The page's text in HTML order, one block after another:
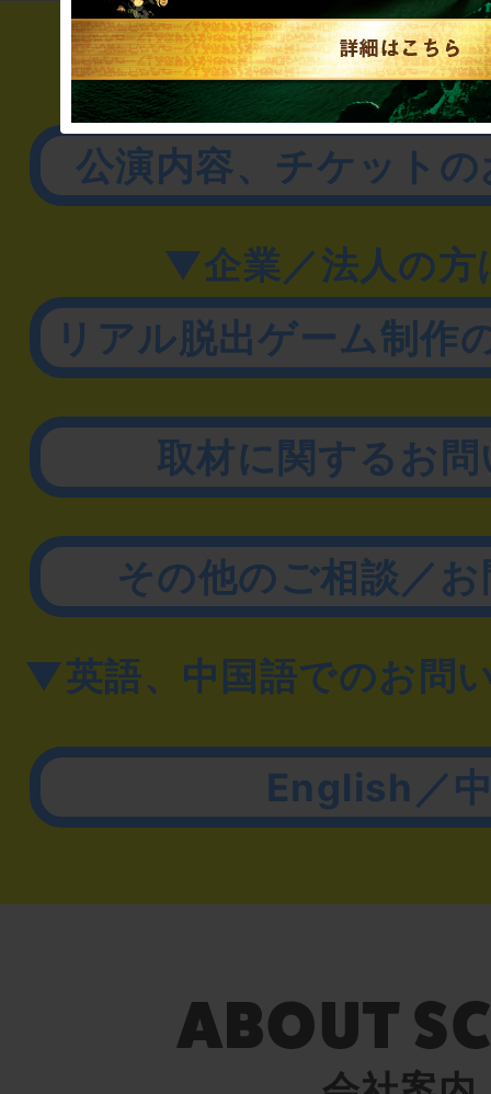
▼一般のお客様
公演内容、チケット
▼企業／法人の方
リアル脱出ゲーム制作
取材に関するお
その他のご相談／
▼英語、中国語でのお問
English／